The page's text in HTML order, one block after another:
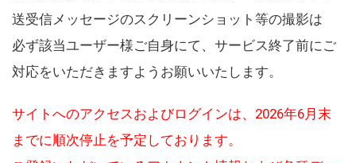
送受信メッセージのスクリーンショット等の撮影は
必ず該当ユーザー様ご自身にて、サービス終了前にご
対応をいただきますようお願いいたします。
サイトへのアクセスおよびログインは、2026年6月末
までに順次停止を予定しております。